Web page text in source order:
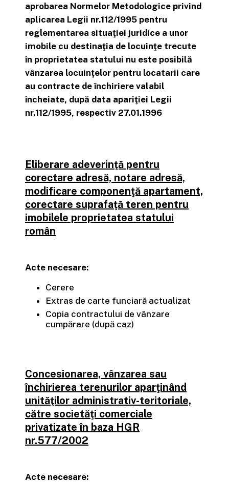
aprobarea Normelor Metodologice privind
aplicarea Legii nr.112/1995 pentru
reglementarea situaţiei juridice a unor
imobile cu destinaţia de locuinţe trecute
în proprietatea statului nu este posibilă
vânzarea locuinţelor pentru locatarii care
au contracte de închiriere valabil
încheiate, după data apariţiei Legii
nr.112/1995, respectiv 27.01.1996
Eliberare adeverinţă pentru
corectare adresă, notare adresă,
modificare componenţă apartament,
corectare suprafaţă teren pentru
imobilele proprietatea statului
român
Acte necesare:
Cerere
Extras de carte funciară actualizat
Copia contractului de vânzare
cumpărare (după caz)
Concesionarea, vânzarea sau
închirierea terenurilor aparţinând
unităţilor administrativ-teritoriale,
către societăţi comerciale
privatizate în baza HGR
nr.577/2002
Acte necesare: